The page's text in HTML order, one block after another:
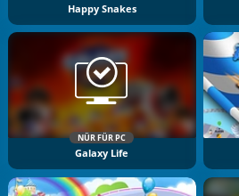
Happy Snakes
NÜR FÜR PC
Galaxy Life